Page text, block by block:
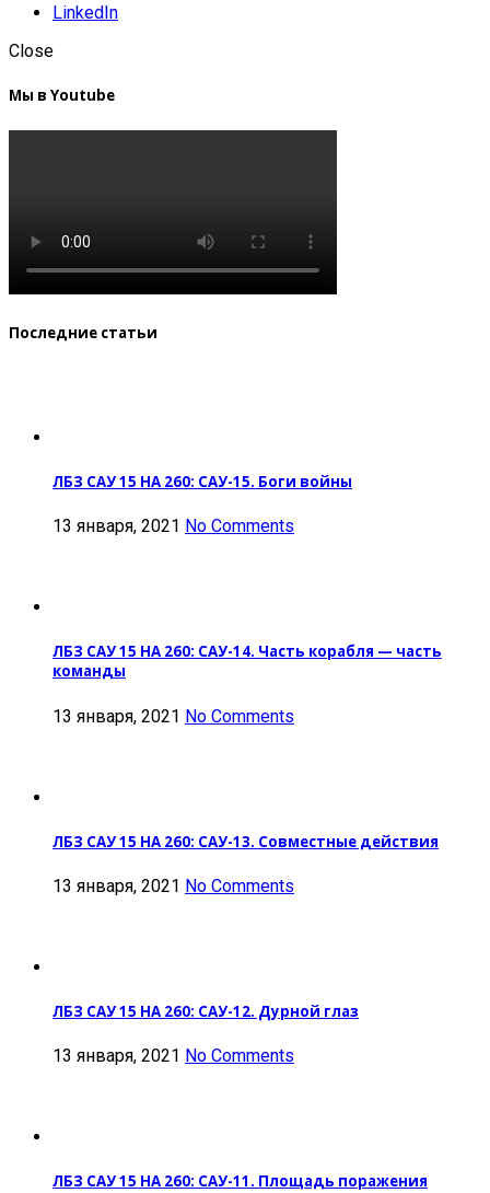
LinkedIn
Close
Мы в Youtube
Последние статьи
ЛБЗ САУ 15 НА 260: САУ-15. Боги войны
13 января, 2021 No Comments
ЛБЗ САУ 15 НА 260: САУ-14. Часть корабля — часть
команды
13 января, 2021 No Comments
ЛБЗ САУ 15 НА 260: САУ-13. Совместные действия
13 января, 2021 No Comments
ЛБЗ САУ 15 НА 260: САУ-12. Дурной глаз
13 января, 2021 No Comments
ЛБЗ САУ 15 НА 260: САУ-11. Площадь поражения